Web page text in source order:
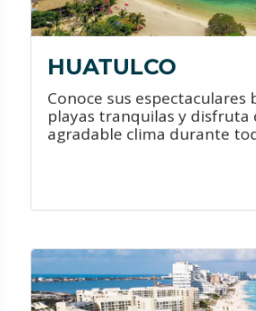
HUATULCO
Conoce sus espectaculares
playas tranquilas y disfruta
agradable clima durante